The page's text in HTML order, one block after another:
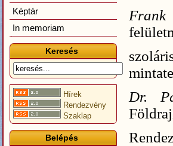
Képtár
In memoriam
Keresés
Hírek
Rendezvény
Szaklap
Belépés
Dr.